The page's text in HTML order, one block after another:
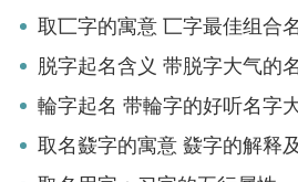
取匸字的寓意 匸字最佳组合
脱字起名含义 带脱字大气的
輪字起名 带輪字的好听名字
取名鼗字的寓意 鼗字的解释